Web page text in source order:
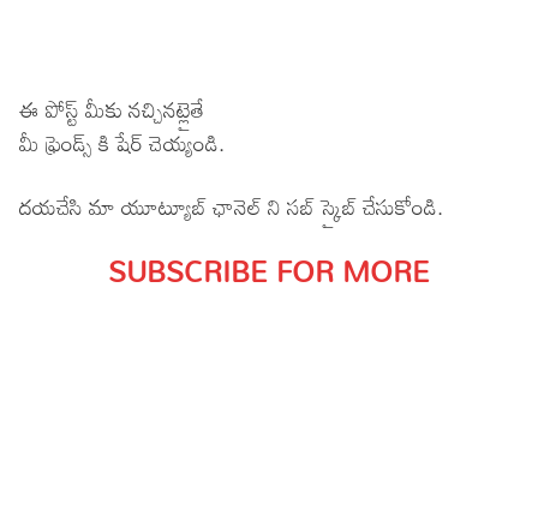
ఈ పోస్ట్ మీకు నచ్చినట్లైతే
మీ ఫ్రెండ్స్ కి షేర్ చెయ్యండి.
దయచేసి మా యూట్యూబ్ ఛానెల్ ని సబ్ స్క్రైబ్ చేసుకోండి.
SUBSCRIBE FOR MORE